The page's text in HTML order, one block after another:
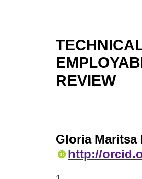
REVIEW
Gloria Maritsa
http://